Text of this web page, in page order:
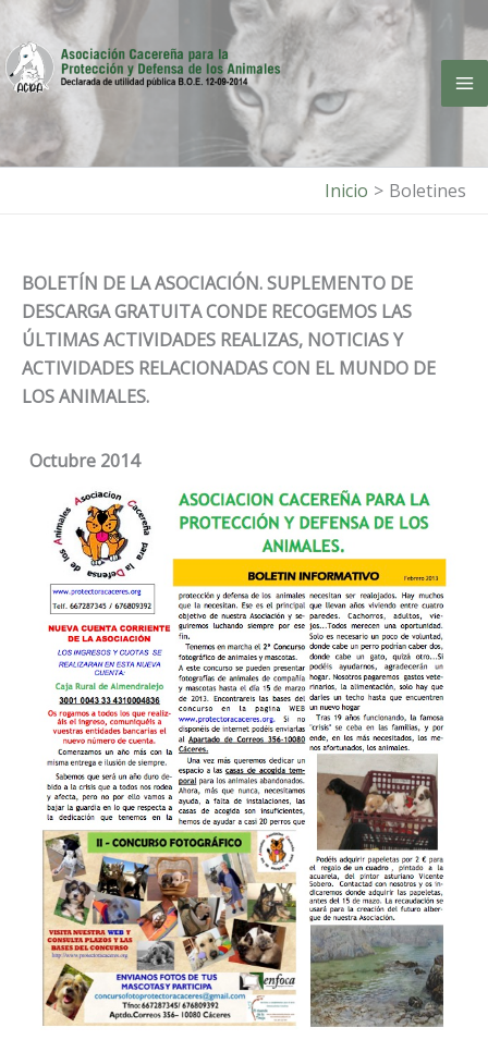
contenido
Inicio Boletines
BOLETÍN DE LA ASOCIACIÓN. SUPLEMENTO DE
DESCARGA GRATUITA CONDE RECOGEMOS LAS
ÚLTIMAS ACTIVIDADES REALIZAS, NOTICIAS Y
ACTIVIDADES RELACIONADAS CON EL MUNDO DE
LOS ANIMALES.
Octubre 2014